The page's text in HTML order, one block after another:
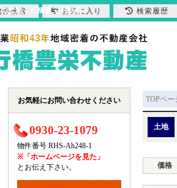
土地｜行橋豊栄不動産
TOPペー
土地
価格
お気軽にお問い合わせください
0930-23-1079
物件番号 RHS-Ah248-1
※「ホームページを見た」
とお伝え下さい。
件検索 お気に入り 検索履歴